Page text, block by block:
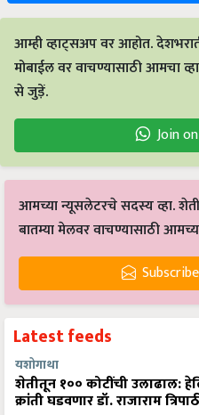
आम्ही व्हाट्सअप वर आहोत.
मोबाईल वर वाचण्यासाठी आमचा
से जुड़ें.
Join
आमच्या न्यूसलेटरचे सदस्य व्हा.
बातम्या मेलवर वाचण्यासाठी
Latest feeds
यशोगाथा
शेतीतून १०० कोटींची उलाढाल:
क्रांती घडवणार डॉ. राजाराम